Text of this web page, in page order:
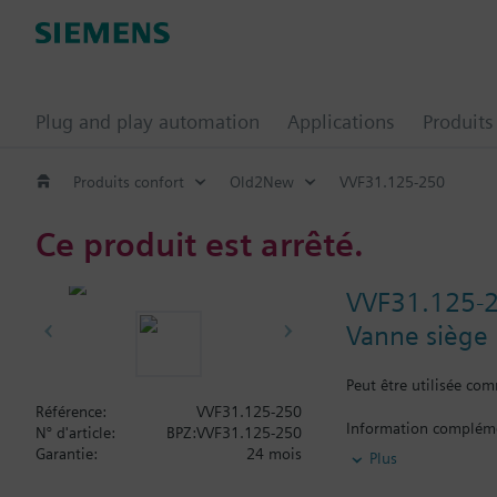
Plug and play automation Applications Produits
Produits confort Old2New VVF31.125-250
Ce produit est arrêté.
VVF31.125-
Vanne
Peut être utilisée
Information
Servomoteurs
- SKB... / SKD... /
Plus
Référence:
VVF31.125-250
N° d'article:
BPZ:VVF31.125-250
Garantie:
24 mois